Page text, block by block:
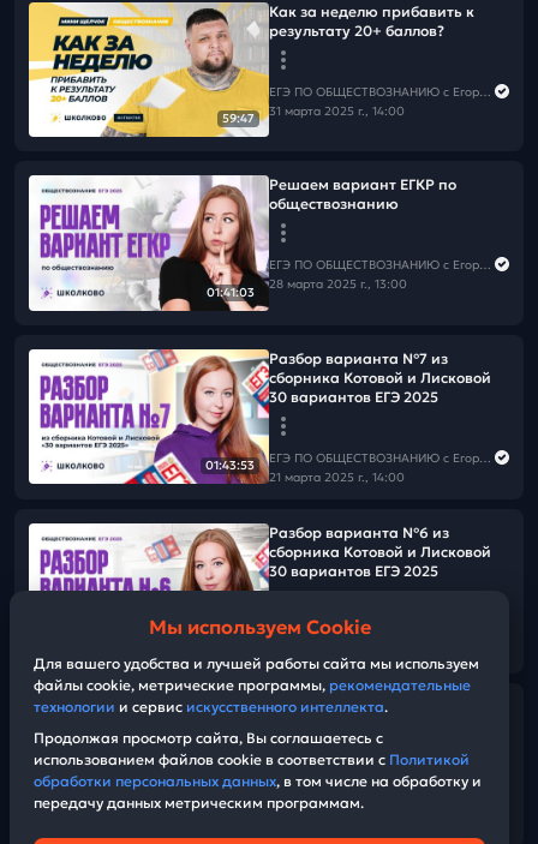
59:47
Как за неделю прибавить к
результату 20+ баллов?
ЕГЭ ПО ОБЩЕСТВОЗНАНИЮ c Егором Кантом
31 марта 2025 г., 14:00
01:41:03
Решаем вариант ЕГКР по
обществознанию
ЕГЭ ПО ОБЩЕСТВОЗНАНИЮ c Егором Кантом
28 марта 2025 г., 13:00
01:43:53
Разбор варианта №7 из
сборника Котовой и Лисковой
30 вариантов ЕГЭ 2025
ЕГЭ ПО ОБЩЕСТВОЗНАНИЮ c Егором Кантом
21 марта 2025 г., 14:00
01:32:44
Разбор варианта №6 из
сборника Котовой и Лисковой
30 вариантов ЕГЭ 2025
01:24:35
Разбор варианта №5 из
30 вариантов ЕГЭ 2025
Мы используем Cookie
Для вашего удобства и лучшей работы сайта мы используем
файлы cookie, метрические программы, рекомендательные
технологии и сервис искусственного интеллекта.
Продолжая просмотр сайта, Вы соглашаетесь с
использованием файлов cookie в соответствии с Политикой
обработки персональных данных, в том числе на обработку и
передачу данных метрическим программам.